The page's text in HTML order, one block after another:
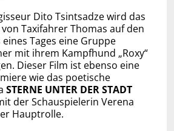
Dito Tsintsadze wird das
Taxifahrer Thomas auf den
Tages eine Gruppe
mit ihrem Kampfhund „Roxy“
Dieser Film ist ebenso eine
wie das poetische
STERNE UNTER DER STADT
der Schauspielerin Verena
Hauptrolle.